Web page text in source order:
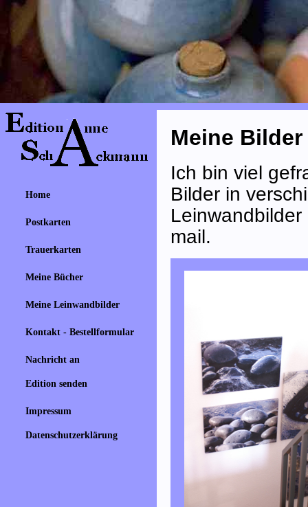
Home
Postkarten
Trauerkarten
Meine Bücher
Meine Leinwandbilder
Kontakt - Bestellformular
Nachricht an
Edition senden
Impressum
Datenschutzerklärung
Meine
Ich bin viel
Bilder in
mail.